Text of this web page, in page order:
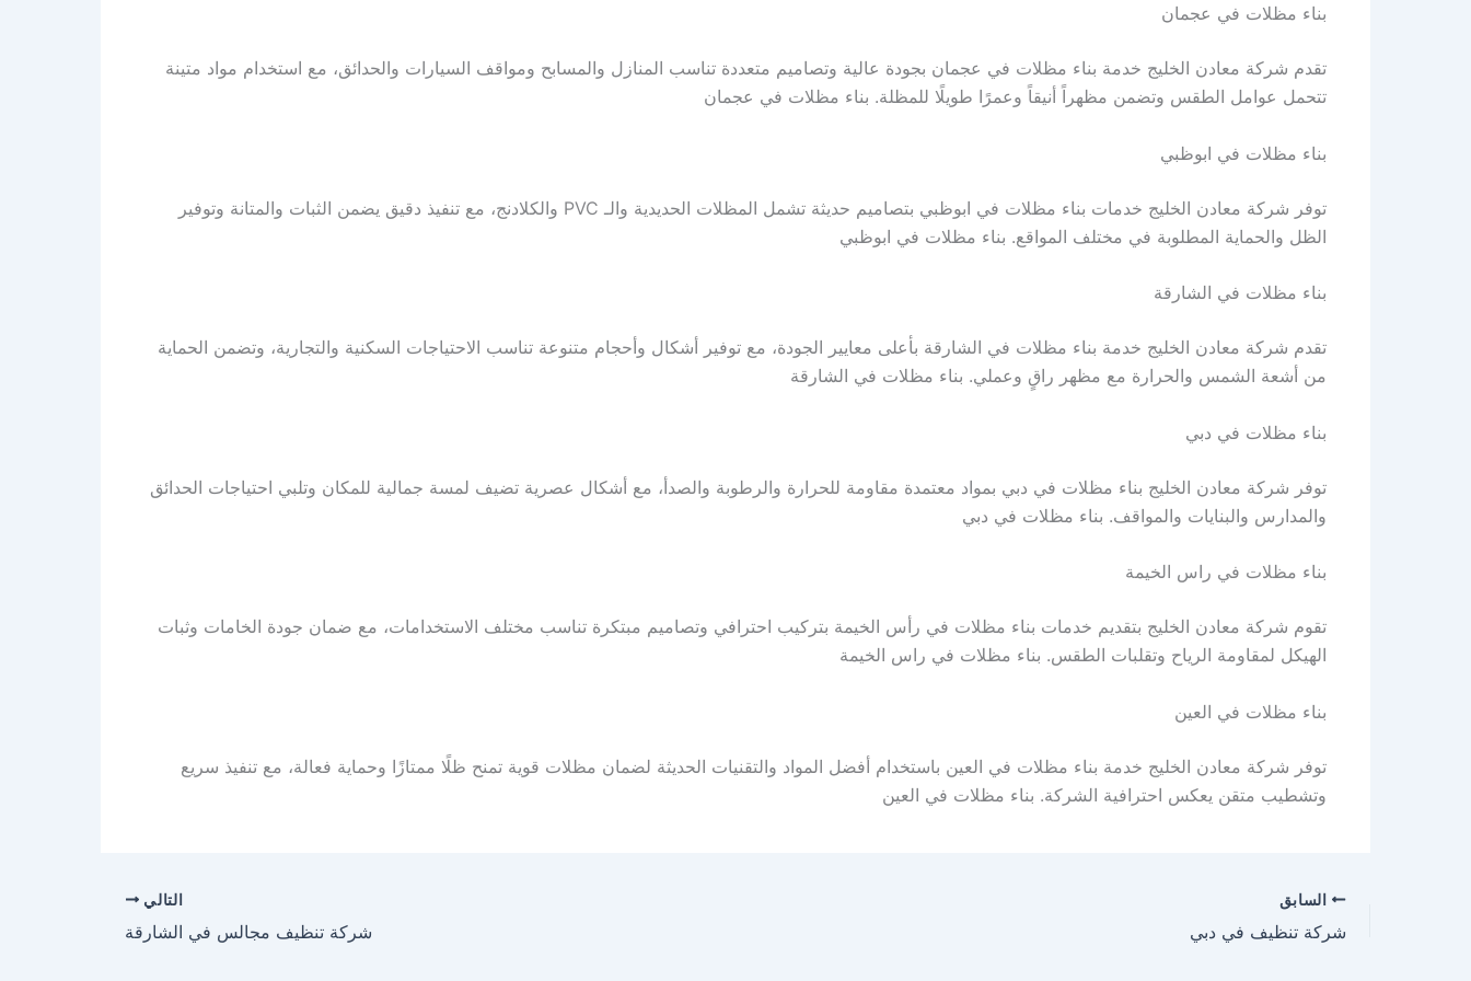
بناء مظلات في عجمان
تقدم شركة معادن الخليج خدمة بناء مظلات في عجمان بجودة عالية وتصاميم متعددة تناسب المنازل والمسابح ومواقف السيارات والحدائق، مع استخدام مواد متينة
تتحمل عوامل الطقس وتضمن مظهراً أنيقاً وعمرًا طويلًا للمظلة. بناء مظلات في عجمان
بناء مظلات في ابوظبي
توفر شركة معادن الخليج خدمات بناء مظلات في ابوظبي بتصاميم حديثة تشمل المظلات الحديدية والـ PVC والكلادنج، مع تنفيذ دقيق يضمن الثبات والمتانة وتوفير
الظل والحماية المطلوبة في مختلف المواقع. بناء مظلات في ابوظبي
بناء مظلات في الشارقة
تقدم شركة معادن الخليج خدمة بناء مظلات في الشارقة بأعلى معايير الجودة، مع توفير أشكال وأحجام متنوعة تناسب الاحتياجات السكنية والتجارية، وتضمن الحماية
من أشعة الشمس والحرارة مع مظهر راقٍ وعملي. بناء مظلات في الشارقة
بناء مظلات في دبي
توفر شركة معادن الخليج بناء مظلات في دبي بمواد معتمدة مقاومة للحرارة والرطوبة والصدأ، مع أشكال عصرية تضيف لمسة جمالية للمكان وتلبي احتياجات الحدائق
والمدارس والبنايات والمواقف. بناء مظلات في دبي
بناء مظلات في راس الخيمة
تقوم شركة معادن الخليج بتقديم خدمات بناء مظلات في رأس الخيمة بتركيب احترافي وتصاميم مبتكرة تناسب مختلف الاستخدامات، مع ضمان جودة الخامات وثبات
الهيكل لمقاومة الرياح وتقلبات الطقس. بناء مظلات في راس الخيمة
بناء مظلات في العين
توفر شركة معادن الخليج خدمة بناء مظلات في العين باستخدام أفضل المواد والتقنيات الحديثة لضمان مظلات قوية تمنح ظلًا ممتازًا وحماية فعالة، مع تنفيذ سريع
وتشطيب متقن يعكس احترافية الشركة. بناء مظلات في العين
السابق
شركة تنظيف في دبي
التالي
شركة تنظيف مجالس في الشارقة